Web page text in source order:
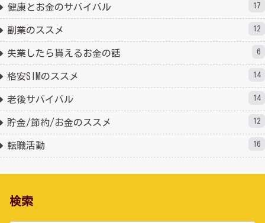
健康とお金のサバイバル 17
副業のススメ 12
失業したら貰えるお金の話 6
格安SIMのススメ 14
老後サバイバル 14
貯金/節約/お金のススメ 12
転職活動 16
検索